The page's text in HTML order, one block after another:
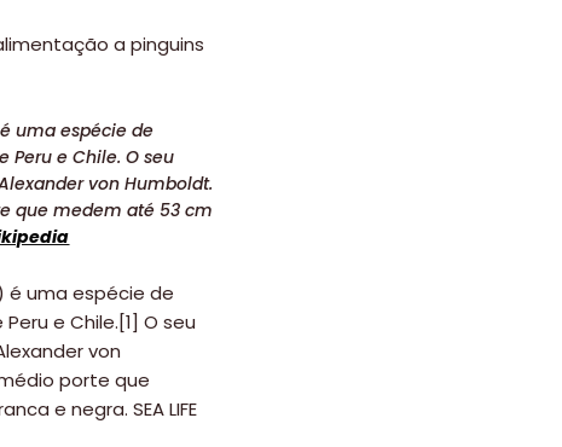
a pinguins
uma espécie de
e Chile. O seu
von Humboldt.
que medem até 53 cm